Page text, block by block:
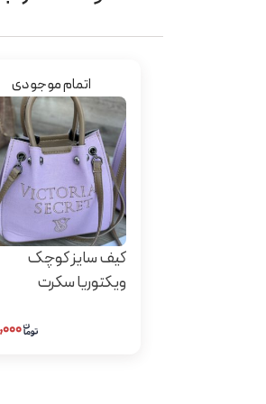
اتمام موجودی
کیف سایز کوچک
ویکتوریا سکرت
۱۲۵,۰۰۰